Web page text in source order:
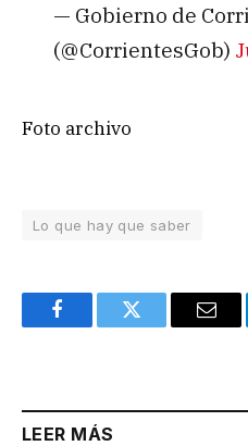
— Gobierno de
(@CorrientesGob)
Foto archivo
Lo que hay que saber
FacebookTwitter
LEER MÁS